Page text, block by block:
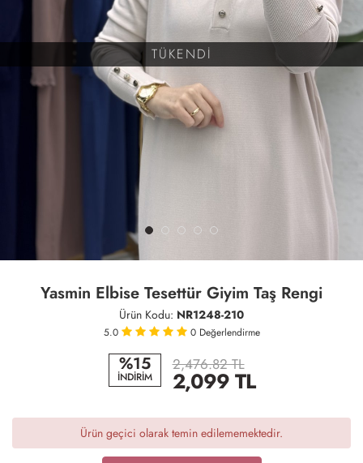
TÜKENDİ
Yasmin Elbise Tesettür Giyim Taş Rengi
Ürün Kodu: NR1248-210
5.0 0 Değerlendirme
%15
İNDİRİM
2,476.82 TL
2,099TL
Ürün geçici olarak temin edilememektedir.